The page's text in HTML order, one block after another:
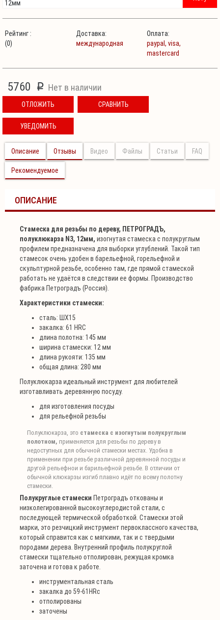
12мм
Рейтинг :
(0)
Доставка:
международная
Оплата:
paypal, visa,
mastercard
5760 p Нет в наличии
ОТЛОЖИТЬ СРАВНИТЬ
УВЕДОМИТЬ
Описание Отзывы Видео Файлы Статьи FAQ
Рекомендуемое
ОПИСАНИЕ
Стамеска для резьбы по дереву, ПЕТРОГРАДЪ,
полуклюкарза N3, 12мм, изогнутая стамеска с полукруглым
профилем предназначена для выборки углублений. Такой тип
стамесок очень удобен в барельефной, горельефной и
скульптурной резьбе, особенно там, где прямой стамеской
работать не удаётся в следствии ее формы. Производство
фабрика Петроградъ (Россия).
Характеристики стамески:
сталь: ШХ15
закалка: 61 HRC
длина полотна: 145 мм
ширина стамески: 12 мм
длина рукояти: 135 мм
общая длина: 280 мм
Полуклюкарза идеальный инструмент для любителей
изготавливать деревянную посуду.
для изготовления посуды
для рельефной резьбы
Полуклюкарза, это стамеска с изогнутым полукруглым
полотном, применяется для резьбы по дереву в
недоступных для обычной стамески местах. Удобна в
применении при резьбе различной деревянной посуды и
другой рельефнои и барильефной резьбе. В отличии от
обычной клюкарзы изгиб плавно идёт по всему полотну
стамески.
Полукруглые стамески Петроградъ откованы и
низколегированной высокоуглеродистой стали, с
последующей термической обработкой. Стамески этой
марки, это резчицкий инструмент первоклассного качества,
который справится как с мягкими, так и с твердыми
породами дерева. Внутренний профиль полукруглой
стамески тщательно отполирован, режущая кромка
заточена и готова к работе.
инструментальная сталь
закалка до 59-61HRc
отполированы
заточены